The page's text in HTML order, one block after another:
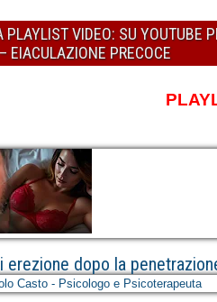
PLAYLIST VIDEO: SU YOUTUBE
EIACULAZIONE PRECOCE
erezione dopo la
Casto - Psicologo e Psicoterapeuta